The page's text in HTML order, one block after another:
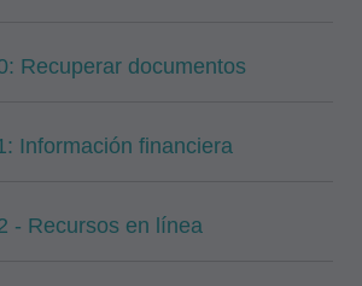
Recuperar documentos
Información financiera
- Recursos en línea